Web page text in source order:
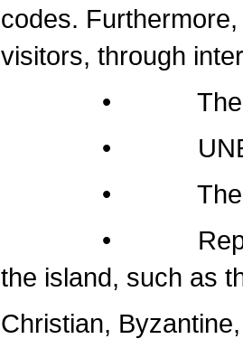
codes.
visitors, through
• The
• UNESCO
• The original
•
the island, such as
Christian,